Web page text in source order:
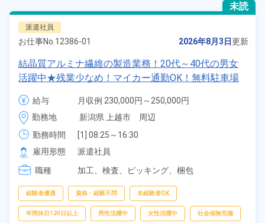
未読
派遣社員
お仕事No. 12386-01 2026年8月3日更新
結晶質アルミナ繊維の製造業務！20代～40代の男女
活躍中★残業少なめ！マイカー通勤OK！無料駐車場
あり！日払いあり！自社正社員登用あり！年間休日
120日！フォークリフト有資格者歓迎！《新潟県上越
市》
給与
月収例 230,000円～250,000円
時給 1,500円～1,500円
勤務地
新潟県 上越市　周辺
勤務時間
[1] 08:25～16:30
[2] 16:25～00:30
[3] 00:25～08:30
雇用形態
派遣社員
職種
加工、 検査、 ピッキング、 梱包
経験者優遇 資格・経験不問 未経験者OK
年間休日120日以上 男性活躍中 女性活躍中 社会保険完備